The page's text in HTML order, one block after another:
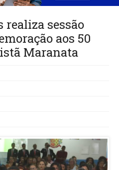
realiza sessão
aos 50
Maranata